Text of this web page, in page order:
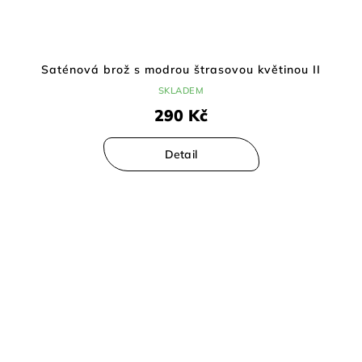
Saténová brož s modrou štrasovou květinou II
290 Kč
Detail
SKLADEM